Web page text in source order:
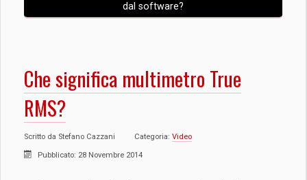
dal software?
Che significa multimetro True
RMS?
Scritto da Stefano Cazzani Categoria: Video
Pubblicato: 28 Novembre 2014